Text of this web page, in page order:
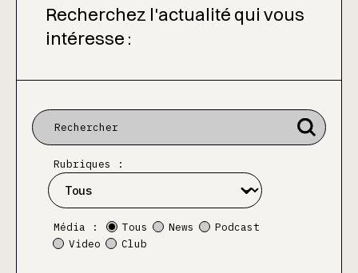
Recherchez l'actualité qui vous
intéresse :
Rubriques :
Média : Tous News
Podcast
Video
Club